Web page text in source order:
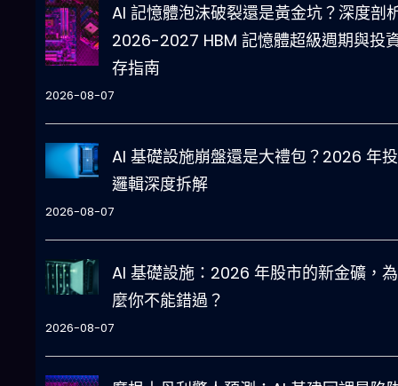
AI 記憶體泡沫破裂還是黃金坑？深度剖
2026-2027 HBM 記憶體超級週期與投
存指南
2026-08-07
AI 基礎設施崩盤還是大禮包？2026 年
邏輯深度拆解
2026-08-07
AI 基礎設施：2026 年股市的新金礦，
麼你不能錯過？
2026-08-07